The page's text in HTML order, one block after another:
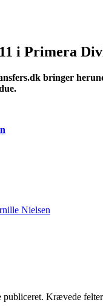
i Primera
bringer
Nielsen
publiceret. Krævede